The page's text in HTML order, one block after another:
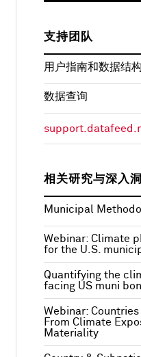
支持团队
用户指南和数据结构
数据查询
相关研究与深入
Municipal
Webinar: Climate
for the U.S.
Quantifying the
facing US muni
Webinar:
From Climate
Materiality